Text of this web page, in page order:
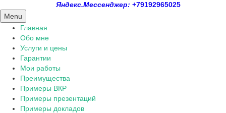
Яндекс.Мессенджер: +79192965025
Menu
Главная
Обо мне
Услуги и цены
Гарантии
Мои работы
Преимущества
Примеры ВКР
Примеры презентаций
Примеры докладов